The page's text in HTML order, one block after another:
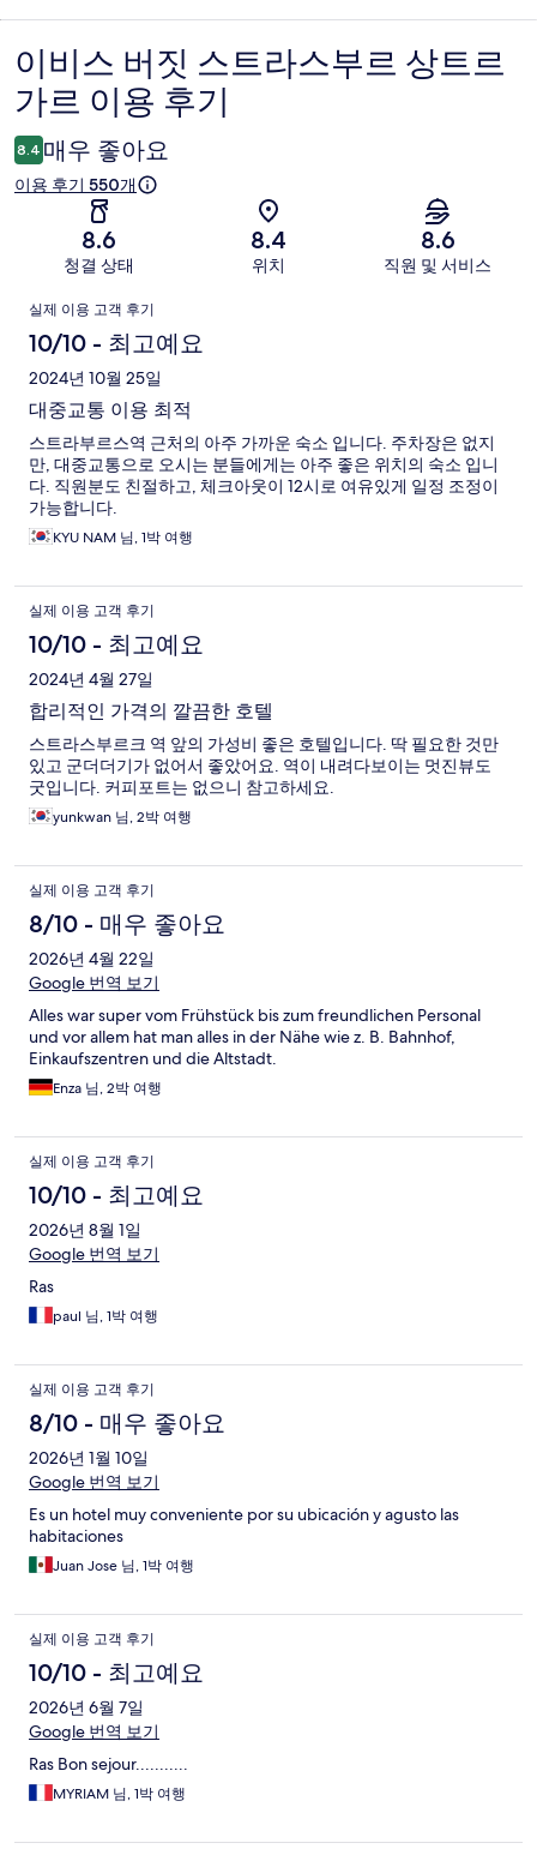
이
용
후
기
이비스 버짓 스트라스부르 상트르
가르 이용 후기
8.4 매우 좋아요
이용 후기 550개
8.6
청결 상태
8.4
위치
8.6
직원 및 서비스
이
용
후
기
실제 이용 고객 후기
10/10 - 최고예요
2024년 10월 25일
대중교통 이용 최적
스트라부르스역 근처의 아주 가까운 숙소 입니다. 주차장은 없지
만, 대중교통으로 오시는 분들에게는 아주 좋은 위치의 숙소 입니
다. 직원분도 친절하고, 체크아웃이 12시로 여유있게 일정 조정이
가능합니다.
KYU NAM 님, 1박 여행
실제 이용 고객 후기
10/10 - 최고예요
2024년 4월 27일
합리적인 가격의 깔끔한 호텔
스트라스부르크 역 앞의 가성비 좋은 호텔입니다. 딱 필요한 것만
있고 군더더기가 없어서 좋았어요. 역이 내려다보이는 멋진뷰도
굿입니다. 커피포트는 없으니 참고하세요.
yunkwan 님, 2박 여행
실제 이용 고객 후기
8/10 - 매우 좋아요
2026년 4월 22일
Google 번역 보기
Alles war super vom Frühstück bis zum freundlichen Personal
und vor allem hat man alles in der Nähe wie z. B. Bahnhof,
Einkaufszentren und die Altstadt.
Enza 님, 2박 여행
실제 이용 고객 후기
10/10 - 최고예요
2026년 8월 1일
Google 번역 보기
Ras
paul 님, 1박 여행
실제 이용 고객 후기
8/10 - 매우 좋아요
2026년 1월 10일
Google 번역 보기
Es un hotel muy conveniente por su ubicación y agusto las
habitaciones
Juan Jose 님, 1박 여행
실제 이용 고객 후기
10/10 - 최고예요
2026년 6월 7일
Google 번역 보기
Ras Bon sejour...........
MYRIAM 님, 1박 여행